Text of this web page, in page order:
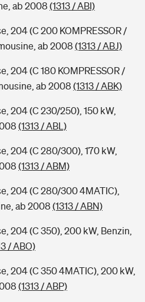
ab 2008 (1313 / ABI)
204 (C 200 KOMPRESSOR /
ab 2008 (1313 / ABJ)
204 (C 180 KOMPRESSOR /
ab 2008 (1313 / ABK)
204 (C 230/250), 150 kW,
(1313 / ABL)
204 (C 280/300), 170 kW,
(1313 / ABM)
204 (C 280/300 4MATIC),
ab 2008 (1313 / ABN)
204 (C 350), 200 kW, Benzin,
/ ABO)
204 (C 350 4MATIC), 200 kW,
(1313 / ABP)